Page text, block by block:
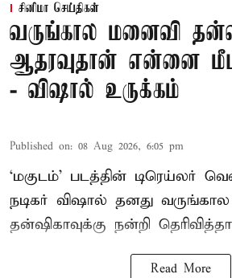
சினிமா செய்திகள்
வருங்கால மனைவி
ஆதரவுதான் என்னை
- விஷால் உருக்கம்
Published on: 08 Aug 2026, 6:05 pm
‘மகுடம்’ படத்தின் டிரெய்லர்
நடிகர் விஷால் தனது
தன்ஷிகாவுக்கு நன்றி
Read More